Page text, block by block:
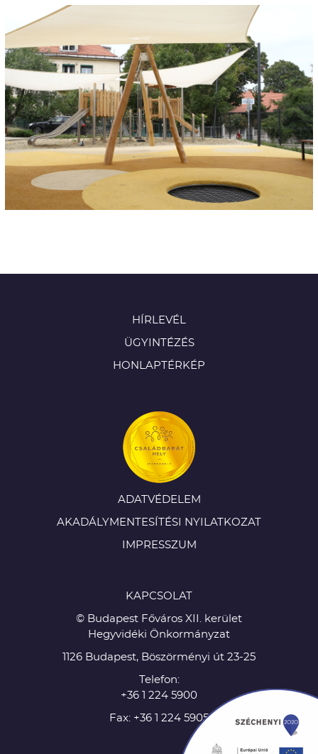
HÍRLEVÉL
ÜGYINTÉZÉS
HONLAPTÉRKÉP
ADATVÉDELEM
AKADÁLYMENTESÍTÉSI NYILATKOZAT
IMPRESSZUM
KAPCSOLAT
© Budapest Főváros XII. kerület
Hegyvidéki Önkormányzat
1126 Budapest, Böszörményi út 23-25
Telefon:
+36 1 224 5900
Fax: +36 1 224 5905